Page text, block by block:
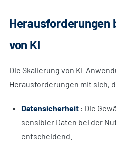
Herausforderungen
von KI
Die Skalierung von KI-
Herausforderungen mit sich,
Datensicherheit: Die
sensibler Daten bei der
entscheidend.